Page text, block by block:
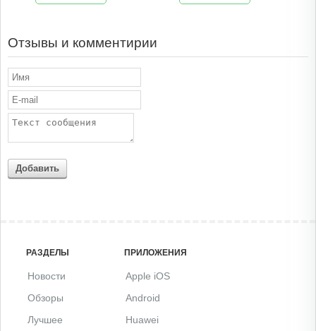
Отзывы и комментирии
Добавить
РАЗДЕЛЫ
Новости
Обзоры
Лучшее
ПРИЛОЖЕНИЯ
Apple iOS
Android
Huawei